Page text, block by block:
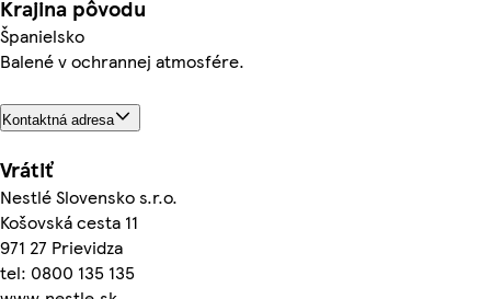
Krajina pôvodu
Španielsko
Balené v ochrannej atmosfére.
Kontaktná adresa
Vrátiť
Nestlé Slovensko s.r.o.
Košovská cesta 11
971 27 Prievidza
tel: 0800 135 135